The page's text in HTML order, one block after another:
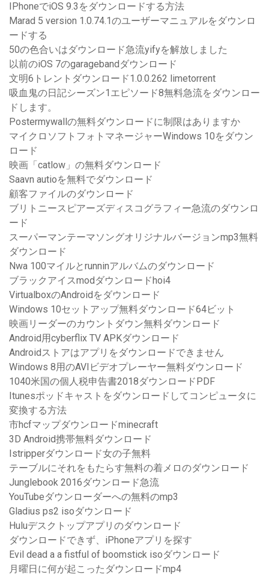
IPhoneでiOS 9.3をダウンロードする方法
Marad 5 version 1.0.74.1のユーザーマニュアルをダウンロ
ードする
50の色合いはダウンロード急流yifyを解放しました
以前のiOS 7のgaragebandダウンロード
文明6トレントダウンロード1.0.0.262 limetorrent
吸血鬼の日記シーズン1エピソード8無料急流をダウンロー
ドします。
Postermywallの無料ダウンロードに制限はありますか
マイクロソフトフォトマネージャーWindows 10をダウン
ロード
映画「catlow」の無料ダウンロード
Saavn autioを無料でダウンロード
顧客ファイルのダウンロード
ブリトニースピアーズディスコグラフィー急流のダウンロ
ード
スーパーマンテーマソングオリジナルバージョンmp3無料
ダウンロード
Nwa 100マイルとrunninアルバムのダウンロード
ブラックアイスmodダウンロードhoi4
VirtualboxのAndroidをダウンロード
Windows 10セットアップ無料ダウンロード64ビット
映画リーダーのカウントダウン無料ダウンロード
Android用cyberflix TV APKダウンロード
Androidストアはアプリをダウンロードできません
Windows 8用のAVIビデオプレーヤー無料ダウンロード
1040米国の個人税申告書2018ダウンロードPDF
Itunesポッドキャストをダウンロードしてコンピュータに
変換する方法
市hcfマップダウンロードminecraft
3D Android携帯無料ダウンロード
Istripperダウンロード女の子無料
テーブルにそれをもたらす無料の着メロのダウンロード
Junglebook 2016ダウンロード急流
YouTubeダウンローダーへの無料のmp3
Gladius ps2 isoダウンロード
Huluデスクトップアプリのダウンロード
ダウンロードできず、iPhoneアプリを探す
Evil dead a a fistful of boomstick isoダウンロード
月曜日に何が起こったダウンロードmp4